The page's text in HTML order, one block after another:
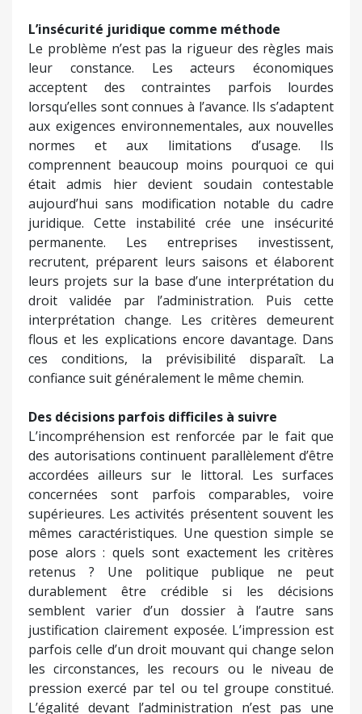
L’insécurité juridique comme méthode
Le problème n’est pas la rigueur des règles mais
leur constance. Les acteurs économiques
acceptent des contraintes parfois lourdes
lorsqu’elles sont connues à l’avance. Ils s’adaptent
aux exigences environnementales, aux nouvelles
normes et aux limitations d’usage. Ils
comprennent beaucoup moins pourquoi ce qui
était admis hier devient soudain contestable
aujourd’hui sans modification notable du cadre
juridique. Cette instabilité crée une insécurité
permanente. Les entreprises investissent,
recrutent, préparent leurs saisons et élaborent
leurs projets sur la base d’une interprétation du
droit validée par l’administration. Puis cette
interprétation change. Les critères demeurent
flous et les explications encore davantage. Dans
ces conditions, la prévisibilité disparaît. La
confiance suit généralement le même chemin.
Des décisions parfois difficiles à suivre
L’incompréhension est renforcée par le fait que
des autorisations continuent parallèlement d’être
accordées ailleurs sur le littoral. Les surfaces
concernées sont parfois comparables, voire
supérieures. Les activités présentent souvent les
mêmes caractéristiques. Une question simple se
pose alors : quels sont exactement les critères
retenus ? Une politique publique ne peut
durablement être crédible si les décisions
semblent varier d’un dossier à l’autre sans
justification clairement exposée. L’impression est
parfois celle d’un droit mouvant qui change selon
les circonstances, les recours ou le niveau de
pression exercé par tel ou tel groupe constitué.
L’égalité devant l’administration n’est pas une